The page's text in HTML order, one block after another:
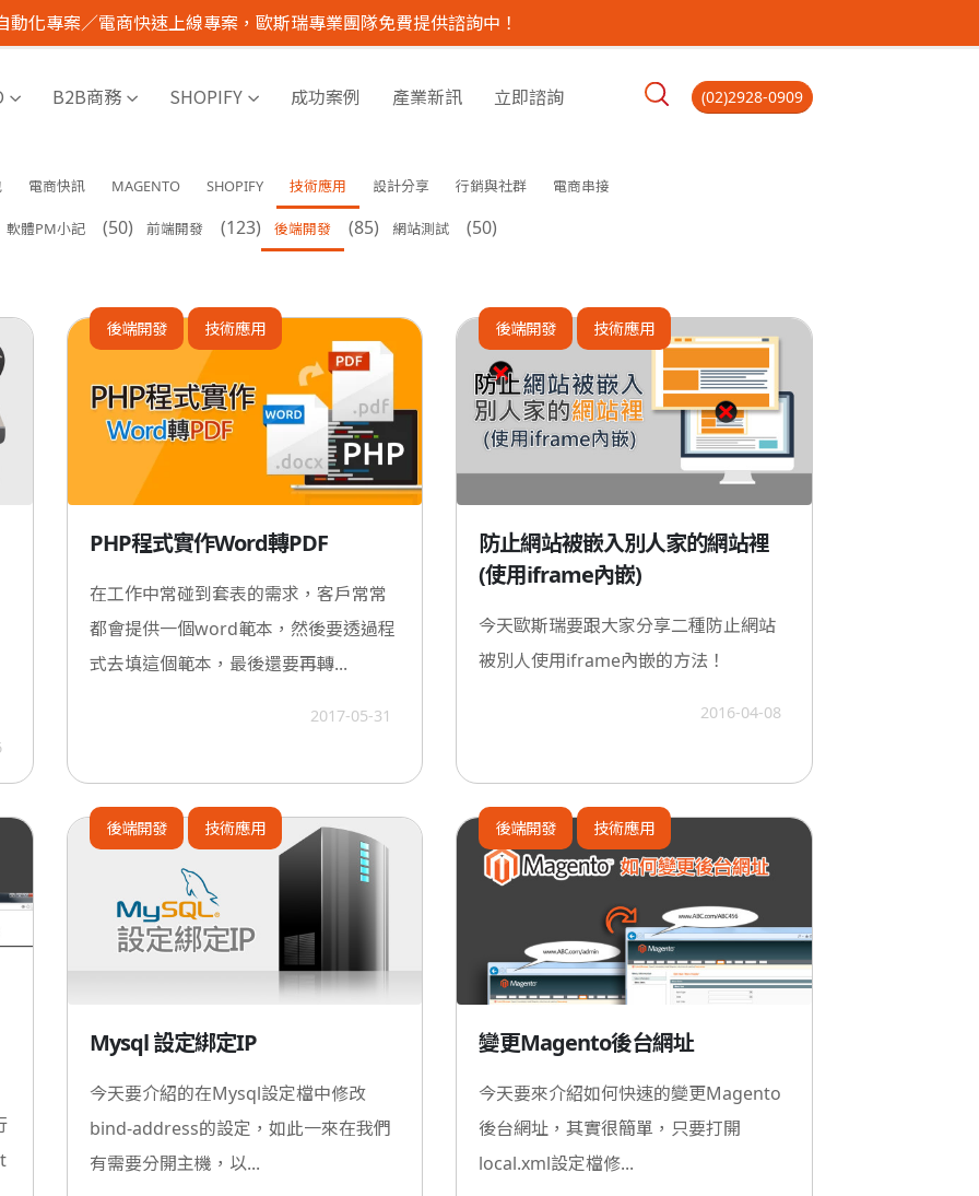
動化專案／電商快速上線專案，歐斯瑞專業團隊免費提供諮詢中！
B2B商務 SHOPIFY 成功案例 產業新訊 立即諮詢 (02)2928-0909
電商快訊 MAGENTO SHOPIFY 技術應用 設計分享 行銷與社群 電商串接
軟體PM小記 (50) 前端開發 (123) 後端開發 (85) 網站測試 (50)
PHP程式實作Word轉PDF
在工作中常碰到套表的需求，客戶常常
都會提供一個word範本，然後要透過程
式去填這個範本，最後還要再轉...
2017-05-31
後端開發 技術應用
防止網站被嵌入別人家的網站裡
(使用iframe內嵌)
今天歐斯瑞要跟大家分享二種防止網站
被別人使用iframe內嵌的方法！
2016-04-08
後端開發 技術應用
Mysql 設定綁定IP
今天要介紹的在Mysql設定檔中修改
bind-address的設定，如此一來在我們
有需要分開主機，以...
後端開發 技術應用
變更Magento後台網址
今天要來介紹如何快速的變更Magento
後台網址，其實很簡單，只要打開
local.xml設定檔修...
後端開發 技術應用